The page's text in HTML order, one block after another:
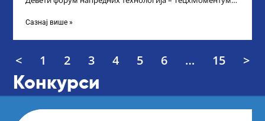
Сазнај више »
< 1 2 3 4 5 6 … 15 >
Конкурси